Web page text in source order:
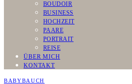
BOUDOIR
BUSINESS
HOCHZEIT
PAARE
PORTRAIT
REISE
ÜBER MICH
KONTAKT
BABYBAUCH